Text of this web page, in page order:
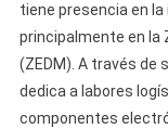
tiene presencia en
principalmente en la
(ZEDM). A través de
dedica a labores
componentes